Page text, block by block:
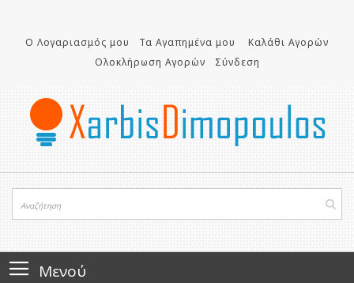
περιεχόμενο
Ο Λογαριασμός μου Τα Αγαπημένα μου
Καλάθι Αγορών
Ολοκλήρωση Αγορών
Σύνδεση
Μενού